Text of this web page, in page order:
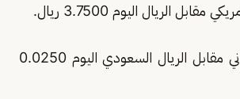
مقابل الريال اليوم 3.7500 ريال.
سعر الين الياباني مقابل الريال السعودي اليوم 0.0250